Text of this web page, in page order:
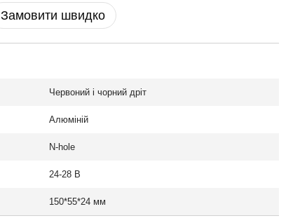
Замовити швидко
Червоний і чорний дріт
Алюміній
N-hole
24-28 В
150*55*24 мм